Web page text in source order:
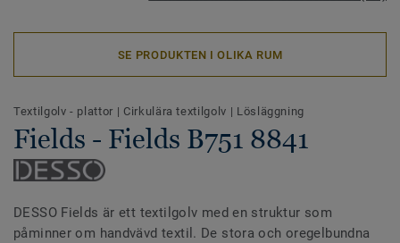
SE PRODUKTEN I OLIKA RUM
Textilgolv - plattor | Cirkulära textilgolv | Lösläggning
Fields - Fields B751 8841
DESSO Fields är ett textilgolv med en struktur som
påminner om handvävd textil. De stora och oregelbundna